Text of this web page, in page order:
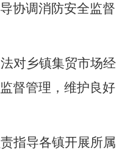
协调消防安全监督
对乡镇集贸市场经
督管理，维护良好
指导各镇开展所属